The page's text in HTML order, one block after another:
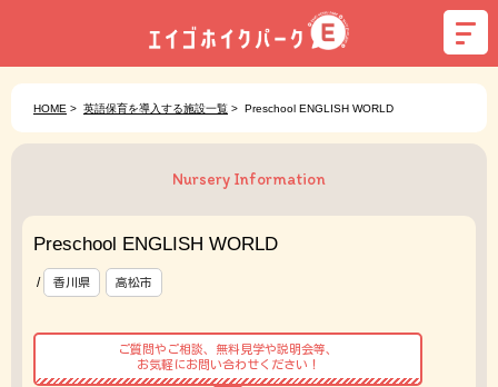
HOME > 英語保育を導入する施設一覧 > Preschool ENGLISH WORLD
Nursery Information
Preschool ENGLISH WORLD
/ 香川県 高松市
ご質問やご相談、無料見学や説明会等、
お気軽にお問い合わせください！